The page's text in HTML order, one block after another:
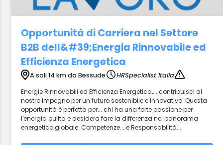
Opportunità di Carriera nel Settore
B2B dell&#39;Energia Rinnovabile ed
Efficienza Energetica
A soli 14 km da Bessude
HRSpecialist Italia
Energie Rinnovabili ed Efficienza Energetica,... contribuisci al
nostro impegno per un futuro sostenibile e innovativo. Questa
opportunità è perfetta per... chi ha una forte passione per
l'energia pulita e desidera fare la differenza nel panorama
energetico globale. Competenze... e Responsabilità...